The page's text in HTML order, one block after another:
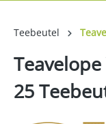
Teebeutel
25